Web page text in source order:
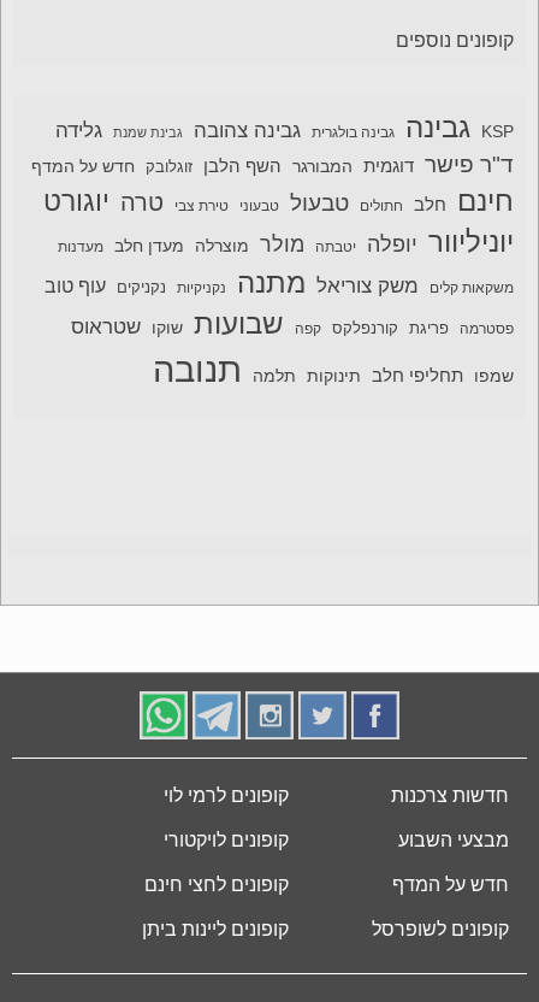
קופונים נוספים
KSP גבינה גבינה בולגרית גבינה צהובה גבינת שמנת גלידה
ד"ר פישר דוגמית המבורגר השף הלבן זוגלובק חדש על המדף
חינם חלב חתולים טבעול טבעוני טירת צבי טרה יוגורט
יוניליוור יופלה יטבתה מולר מוצרלה מעדן חלב מעדנות
משקאות קלים משק צוריאל מתנה נקניקיות נקניקים עוף טוב
פסטרמה פריגת קורנפלקס קפה שבועות שוקו שטראוס
שמפו תחליפי חלב תינוקות תלמה תנובה
חדשות צרכנות
מבצעי השבוע
חדש על המדף
קופונים לשופרסל
קופונים לרמי לוי
קופונים לויקטורי
קופונים לחצי חינם
קופונים ליינות ביתן